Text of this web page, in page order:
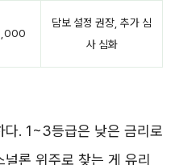
담보 설정 권장, 추가 심
사 심화
다. 1~3등급은 낮은 금리로
론 위주로 찾는 게 유리